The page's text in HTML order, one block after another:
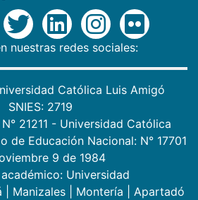
nuestras redes sociales:
Católica Luis Amigó
SNIES: 2719
21211 - Universidad Católica
de Educación Nacional: N° 17701
9 de 1984
Universidad
Manizales Montería
Apartadó